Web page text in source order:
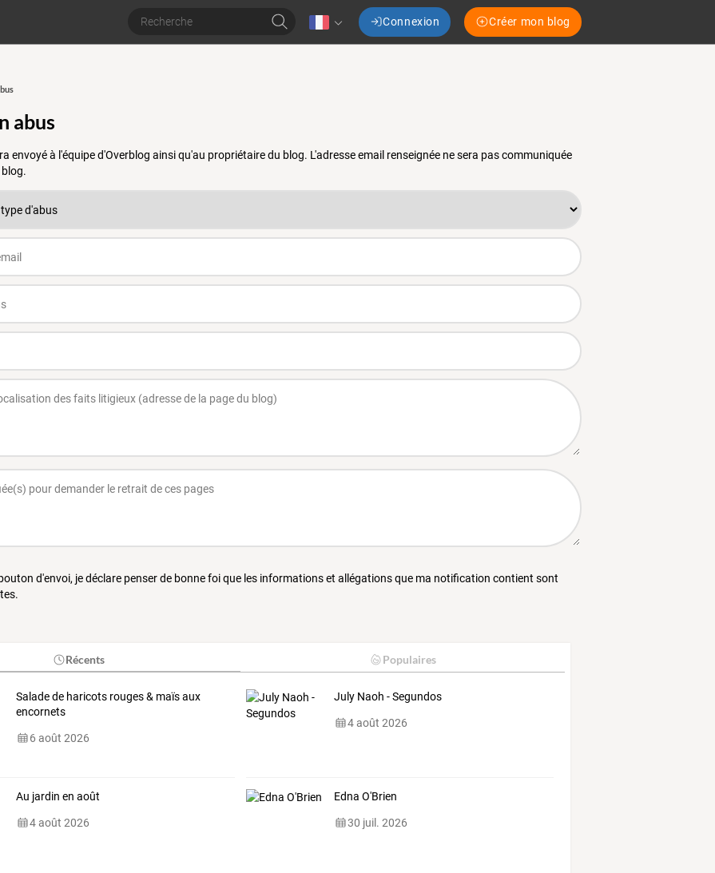
Connexion Créer mon blog
abus
envoyé à l'équipe d'Overblog ainsi qu'au propriétaire du blog. L'adresse email renseignée ne sera pas communiquée
d'envoi, je déclare penser de bonne foi que les informations et allégations que ma notification contient sont
Récents Populaires
Salade de haricots rouges & maïs aux
encornets
6 août 2026
July Naoh - Segundos
4 août 2026
Au jardin en août
4 août 2026
Edna O'Brien
30 juil. 2026